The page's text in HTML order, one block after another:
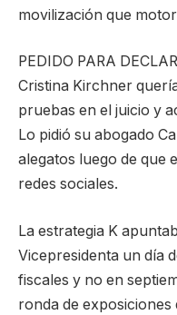
movilización que
PEDIDO PARA
Cristina Kirchner
pruebas en el juicio y
Lo pidió su abogado
alegatos luego de que
redes sociales.
La estrategia K
Vicepresidenta un día
fiscales y no en
ronda de exposiciones